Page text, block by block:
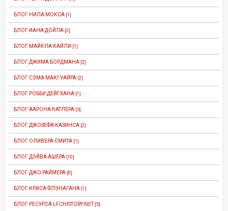
БЛОГ НИЛА МОКСА [1]
БЛОГ ИАНА ДОЙЛА [2]
БЛОГ МАЙКЛА КАЙЛИ [1]
БЛОГ ДЖИМА БОРДМАНА [2]
БЛОГ СЭМА МАКГУАЙРА [2]
БЛОГ РОББИ ДЕЙГХАНА [1]
БЛОГ ААРОНА КАТЛЕРА [3]
БЛОГ ДЖОЗЕФА КАЗИНСА [2]
БЛОГ ОЛИВЕРА СМИТА [1]
БЛОГ ДЭЙВА АШЕРА [10]
БЛОГ ДЖО РАЙМЕРА [0]
БЛОГ КРИСА ФЛЭНАГАНА [1]
БЛОГ РЕСУРСА LFCHISTORY.NET [5]